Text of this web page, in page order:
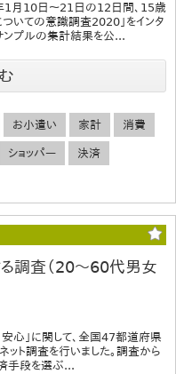
1月10日～21日の12日間、15歳
いての意識調査2020」をインタ
ンプルの集計結果を公...
お小遣い 家計 消費
ショッパー 決済
る調査（20～60代男女
安心」に関して、全国47都道府県
ト調査を行いました。調査から
済手段を選ぶ...